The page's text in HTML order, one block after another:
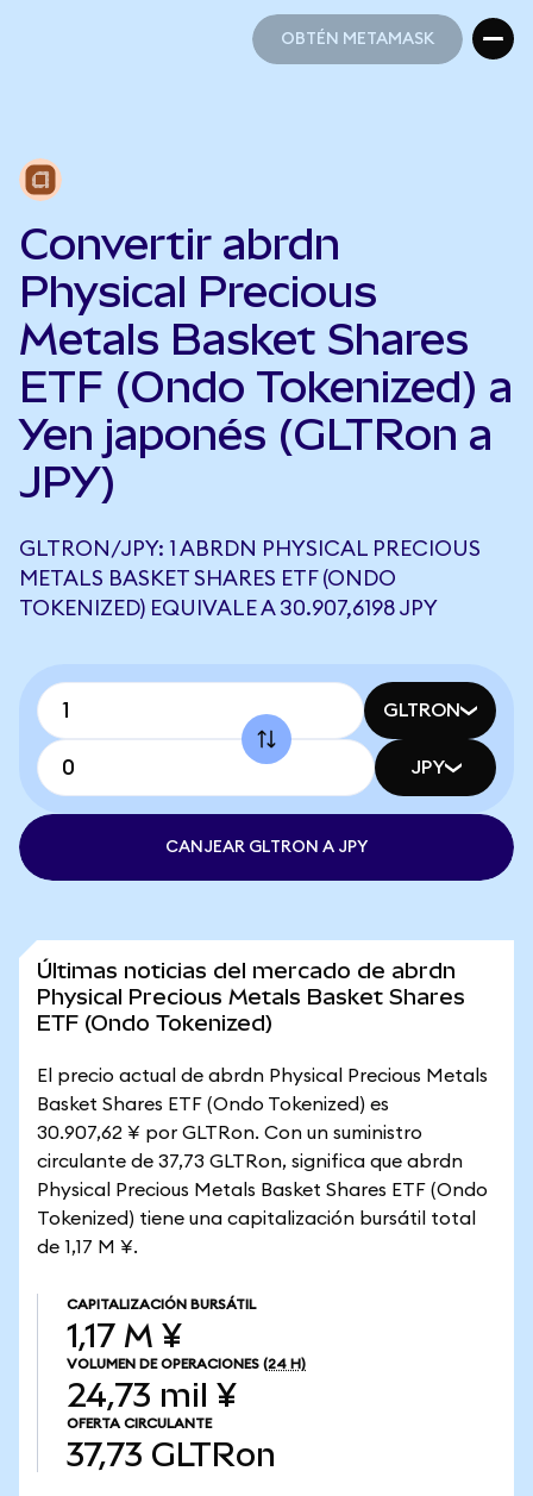
OBTÉN METAMASK
Convertir abrdn
Physical Precious
Metals Basket Shares
ETF (Ondo Tokenized) a
Yen japonés (GLTRon a
JPY)
GLTRON/JPY: 1 ABRDN PHYSICAL PRECIOUS
METALS BASKET SHARES ETF (ONDO
TOKENIZED) EQUIVALE A 30.907,6198 JPY
GLTRON
JPY
CANJEAR GLTRON A JPY
Últimas noticias del mercado de abrdn
Physical Precious Metals Basket Shares
ETF (Ondo Tokenized)
El precio actual de abrdn Physical Precious Metals
Basket Shares ETF (Ondo Tokenized) es
30.907,62 ¥ por GLTRon. Con un suministro
circulante de 37,73 GLTRon, significa que abrdn
Physical Precious Metals Basket Shares ETF (Ondo
Tokenized) tiene una capitalización bursátil total
de 1,17 M ¥.
CAPITALIZACIÓN BURSÁTIL
1,17 M ¥
VOLUMEN DE OPERACIONES (24 H)
24,73 mil ¥
OFERTA CIRCULANTE
37,73 GLTRon